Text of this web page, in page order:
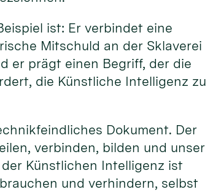
ist: Er verbindet eine
Mitschuld an der Sklaverei
er prägt einen Begriff, der die
die Künstliche Intelligenz zu
Dokument. Der
verbinden, bilden und unser
Künstlichen Intelligenz ist
und verhindern, selbst